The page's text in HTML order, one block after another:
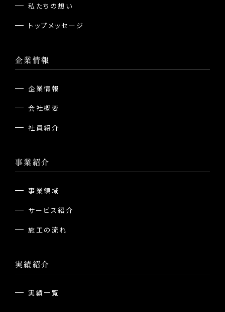
私たちの想い
トップメッセージ
企業情報
企業情報
会社概要
社員紹介
事業紹介
事業領域
サービス紹介
施工の流れ
実績紹介
実績一覧